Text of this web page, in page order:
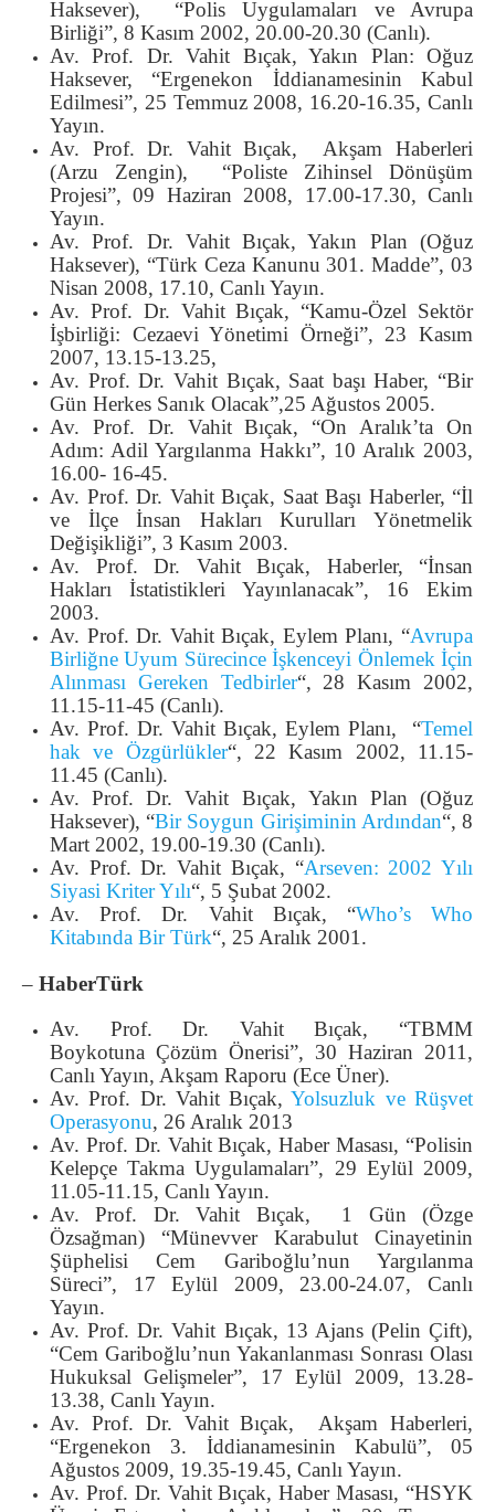
Haksever), “Polis Uygulamaları ve Avrupa
Birliği”, 8 Kasım 2002, 20.00-20.30 (Canlı).
Av. Prof. Dr. Vahit Bıçak, Yakın Plan: Oğuz
Haksever, “Ergenekon İddianamesinin Kabul
Edilmesi”, 25 Temmuz 2008, 16.20-16.35, Canlı
Yayın.
Av. Prof. Dr. Vahit Bıçak, Akşam Haberleri
(Arzu Zengin), “Poliste Zihinsel Dönüşüm
Projesi”, 09 Haziran 2008, 17.00-17.30, Canlı
Yayın.
Av. Prof. Dr. Vahit Bıçak, Yakın Plan (Oğuz
Haksever), “Türk Ceza Kanunu 301. Madde”, 03
Nisan 2008, 17.10, Canlı Yayın.
Av. Prof. Dr. Vahit Bıçak, “Kamu-Özel Sektör
İşbirliği: Cezaevi Yönetimi Örneği”, 23 Kasım
2007, 13.15-13.25,
Av. Prof. Dr. Vahit Bıçak, Saat başı Haber, “Bir
Gün Herkes Sanık Olacak”,25 Ağustos 2005.
Av. Prof. Dr. Vahit Bıçak, “On Aralık’ta On
Adım: Adil Yargılanma Hakkı”, 10 Aralık 2003,
16.00- 16-45.
Av. Prof. Dr. Vahit Bıçak, Saat Başı Haberler, “İl
ve İlçe İnsan Hakları Kurulları Yönetmelik
Değişikliği”, 3 Kasım 2003.
Av. Prof. Dr. Vahit Bıçak, Haberler, “İnsan
Hakları İstatistikleri Yayınlanacak”, 16 Ekim
2003.
Av. Prof. Dr. Vahit Bıçak, Eylem Planı, “Avrupa
Birliğne Uyum Sürecince İşkenceyi Önlemek İçin
Alınması Gereken Tedbirler“, 28 Kasım 2002,
11.15-11-45 (Canlı).
Av. Prof. Dr. Vahit Bıçak, Eylem Planı, “Temel
hak ve Özgürlükler“, 22 Kasım 2002, 11.15-
11.45 (Canlı).
Av. Prof. Dr. Vahit Bıçak, Yakın Plan (Oğuz
Haksever), “Bir Soygun Girişiminin Ardından“, 8
Mart 2002, 19.00-19.30 (Canlı).
Av. Prof. Dr. Vahit Bıçak, “Arseven: 2002 Yılı
Siyasi Kriter Yılı“, 5 Şubat 2002.
Av. Prof. Dr. Vahit Bıçak, “Who’s Who
Kitabında Bir Türk“, 25 Aralık 2001.
– HaberTürk
Av. Prof. Dr. Vahit Bıçak, “TBMM
Boykotuna Çözüm Önerisi”, 30 Haziran 2011,
Canlı Yayın, Akşam Raporu (Ece Üner).
Av. Prof. Dr. Vahit Bıçak,Yolsuzluk ve Rüşvet
Operasyonu, 26 Aralık 2013
Av. Prof. Dr. Vahit Bıçak, Haber Masası, “Polisin
Kelepçe Takma Uygulamaları”, 29 Eylül 2009,
11.05-11.15, Canlı Yayın.
Av. Prof. Dr. Vahit Bıçak, 1 Gün (Özge
Özsağman) “Münevver Karabulut Cinayetinin
Şüphelisi Cem Gariboğlu’nun Yargılanma
Süreci”, 17 Eylül 2009, 23.00-24.07, Canlı
Yayın.
Av. Prof. Dr. Vahit Bıçak, 13 Ajans (Pelin Çift),
“Cem Gariboğlu’nun Yakanlanması Sonrası Olası
Hukuksal Gelişmeler”, 17 Eylül 2009, 13.28-
13.38, Canlı Yayın.
Av. Prof. Dr. Vahit Bıçak, Akşam Haberleri,
“Ergenekon 3. İddianamesinin Kabulü”, 05
Ağustos 2009, 19.35-19.45, Canlı Yayın.
Av. Prof. Dr. Vahit Bıçak, Haber Masası, “HSYK